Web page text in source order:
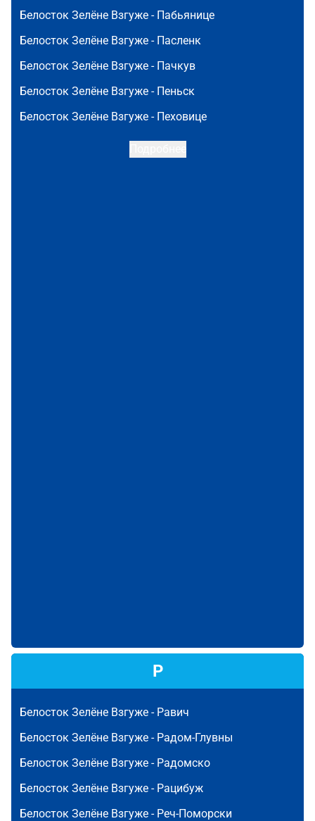
Белосток Зелёне Взгуже - Пабьянице
Белосток Зелёне Взгуже - Пасленк
Белосток Зелёне Взгуже - Пачкув
Белосток Зелёне Взгуже - Пеньск
Белосток Зелёне Взгуже - Пеховице
Р
Белосток Зелёне Взгуже - Равич
Белосток Зелёне Взгуже - Радом-Глувны
Белосток Зелёне Взгуже - Радомско
Белосток Зелёне Взгуже - Рацибуж
Белосток Зелёне Взгуже - Реч-Поморски